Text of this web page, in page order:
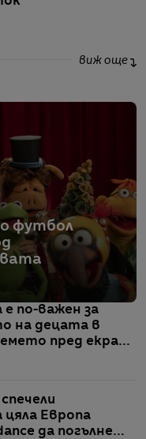
виж още
футбол
по-важен за
на децата в
пред екран
проучване
цяла Европа
да погълне